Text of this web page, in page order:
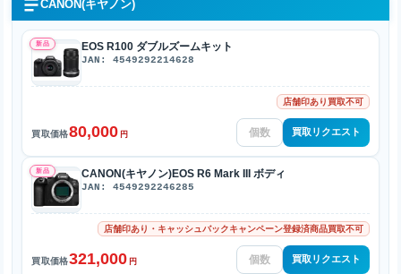
CANON(キヤノン)
新品 EOS R100 ダブルズームキット
JAN: 4549292214628
店舗印あり買取不可
買取価格80,000 円 買取リクエスト
新品 CANON(キヤノン)EOS R6 Mark III ボディ
JAN: 4549292246285
店舗印あり・キャッシュバックキャンペーン登録済商品買取不可
買取価格321,000 円 買取リクエスト